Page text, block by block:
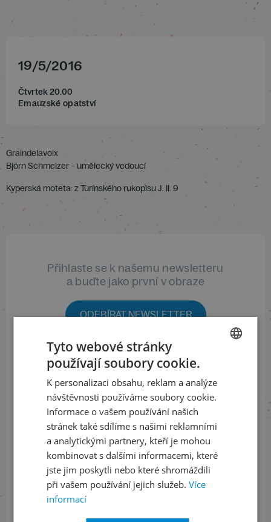
19/5/2016
Čtvrtek 20.00
Emauzské opatství
Graindelavoix
Björn Schmelzer – umělecký vedoucí
Kyperská moteta: z Turínského rukopisu J. II. 9
Přihlaste se k našemu newsletteru
a buďte jako první v obraze
ODEBÍRAT NEWSLETTER
Sledujte nás na sociálních sítích
LinkedInflickr
Informace o stavu objednávek
+420 461 049 232
ENGLISH
Tyto webové stránky
používají soubory cookie.
K personalizaci obsahu, reklam a analýze
návštěvnosti používáme soubory cookie.
Informace o vašem používání našich
stránek také sdílíme s našimi reklamními
a analytickými partnery, kteří je mohou
kombinovat s dalšími informacemi, které
jste jim poskytli nebo které shromáždili
při vašem používání jejich služeb. Více
informací